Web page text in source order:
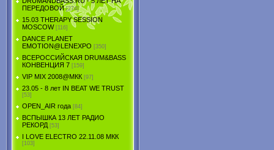
ПЕРЕДОВОЙ [274]
15.03 THERAPY SESSION
MOSCOW [116]
DANCE PLANET
EMOTION@LENEXPO [350]
ВСЕРОССИЙСКАЯ DRUM&BASS
КОНВЕНЦИЯ 7 [159]
VIP MIX 2008@МКК [97]
23.05 - 8 лет IN BEAT WE TRUST
[53]
OPEN_AIR года [84]
ВСПЫШКА 13 ЛЕТ РАДИО
РЕКОРД [53]
I LOVE ELECTRO 22.11.08 МКК
[103]